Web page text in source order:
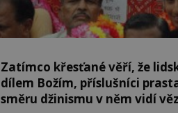
Zatímco křesťané věří, že
dílem Božím, příslušníci
směru džinismu v něm vidí